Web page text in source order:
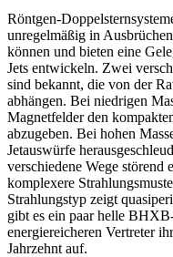
Röntgen-
unregelmäßig in
können und bieten eine
Jets entwickeln. Zwei
sind bekannt, die von der
abhängen. Bei niedrigen
Magnetfelder den
abzugeben. Bei hohen
Jetauswürfe
verschiedene Wege
komplexere
Strahlungstyp zeigt
gibt es ein paar helle
energiereicheren Vertreter
Jahrzehnt auf.